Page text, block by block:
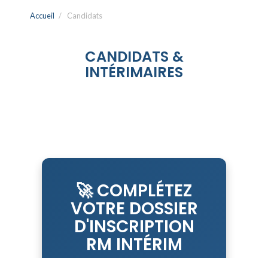
Accueil Candidats
CANDIDATS &
INTÉRIMAIRES
🚀COMPLÉTEZ
VOTRE DOSSIER
D'INSCRIPTION
RM INTÉRIM